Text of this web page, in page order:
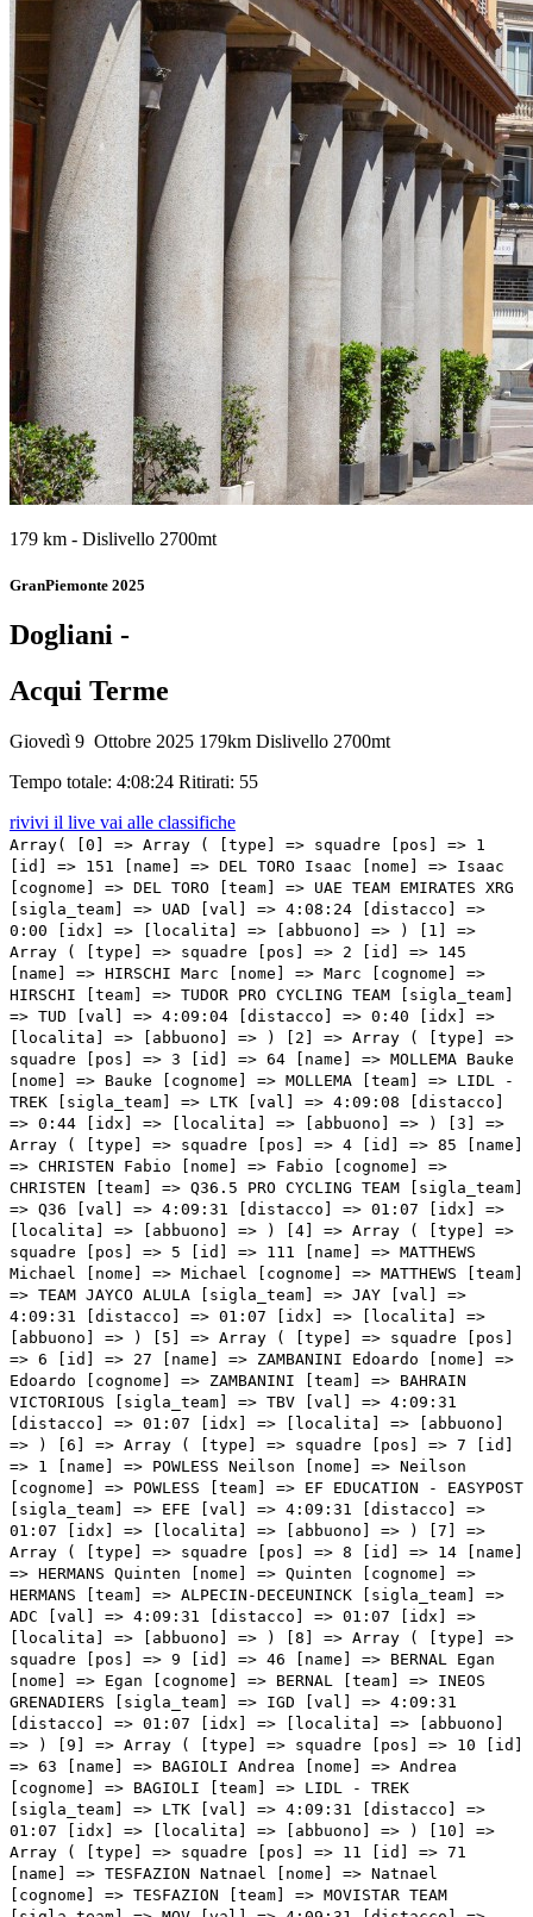
179 km - Dislivello 2700mt
GranPiemonte 2025
Dogliani -
Acqui Terme
Giovedì 9 Ottobre 2025 179km Dislivello 2700mt
Tempo totale: 4:08:24 Ritirati: 55
rivivi il live vai alle classifiche
Array( [0] => Array ( [type] => squadre [pos] => 1 [id] => 151 [name] => DEL TORO Isaac [nome] => Isaac [cognome] => DEL TORO [team] => UAE TEAM EMIRATES XRG [sigla_team] => UAD [val] => 4:08:24 [distacco] => 0:00 [idx] => [localita] => [abbuono] => ) [1] => Array ( [type] => squadre [pos] => 2 [id] => 145 [name] => HIRSCHI Marc [nome] => Marc [cognome] => HIRSCHI [team] => TUDOR PRO CYCLING TEAM [sigla_team] => TUD [val] => 4:09:04 [distacco] => 0:40 [idx] => [localita] => [abbuono] => ) [2] => Array ( [type] => squadre [pos] => 3 [id] => 64 [name] => MOLLEMA Bauke [nome] => Bauke [cognome] => MOLLEMA [team] => LIDL - TREK [sigla_team] => LTK [val] => 4:09:08 [distacco] => 0:44 [idx] => [localita] => [abbuono] => ) [3] => Array ( [type] => squadre [pos] => 4 [id] => 85 [name] => CHRISTEN Fabio [nome] => Fabio [cognome] => CHRISTEN [team] => Q36.5 PRO CYCLING TEAM [sigla_team] => Q36 [val] => 4:09:31 [distacco] => 01:07 [idx] => [localita] => [abbuono] => ) [4] => Array ( [type] => squadre [pos] => 5 [id] => 111 [name] => MATTHEWS Michael [nome] => Michael [cognome] => MATTHEWS [team] => TEAM JAYCO ALULA [sigla_team] => JAY [val] => 4:09:31 [distacco] => 01:07 [idx] => [localita] => [abbuono] => ) [5] => Array ( [type] => squadre [pos] => 6 [id] => 27 [name] => ZAMBANINI Edoardo [nome] => Edoardo [cognome] => ZAMBANINI [team] => BAHRAIN VICTORIOUS [sigla_team] => TBV [val] => 4:09:31 [distacco] => 01:07 [idx] => [localita] => [abbuono] => ) [6] => Array ( [type] => squadre [pos] => 7 [id] => 1 [name] => POWLESS Neilson [nome] => Neilson [cognome] => POWLESS [team] => EF EDUCATION - EASYPOST [sigla_team] => EFE [val] => 4:09:31 [distacco] => 01:07 [idx] => [localita] => [abbuono] => ) [7] => Array ( [type] => squadre [pos] => 8 [id] => 14 [name] => HERMANS Quinten [nome] => Quinten [cognome] => HERMANS [team] => ALPECIN-DECEUNINCK [sigla_team] => ADC [val] => 4:09:31 [distacco] => 01:07 [idx] => [localita] => [abbuono] => ) [8] => Array ( [type] => squadre [pos] => 9 [id] => 46 [name] => BERNAL Egan [nome] => Egan [cognome] => BERNAL [team] => INEOS GRENADIERS [sigla_team] => IGD [val] => 4:09:31 [distacco] => 01:07 [idx] => [localita] => [abbuono] => ) [9] => Array ( [type] => squadre [pos] => 10 [id] => 63 [name] => BAGIOLI Andrea [nome] => Andrea [cognome] => BAGIOLI [team] => LIDL - TREK [sigla_team] => LTK [val] => 4:09:31 [distacco] => 01:07 [idx] => [localita] => [abbuono] => ) [10] => Array ( [type] => squadre [pos] => 11 [id] => 71 [name] => TESFAZION Natnael [nome] => Natnael [cognome] => TESFAZION [team] => MOVISTAR TEAM [sigla_team] => MOV [val] => 4:09:31 [distacco] => 01:07 [idx] => [localita] => [abbuono] => ) [11] => Array ( [type] => squadre [pos] => 12 [id] => 81 [name] => BRAMBILLA Gianluca [nome] => Gianluca [cognome] => BRAMBILLA [team] => Q36.5 PRO CYCLING TEAM [sigla_team] => Q36 [val] => 4:09:31 [distacco] => 01:07 [idx] => [localita] => [abbuono] => ) [12] => Array ( [type] => squadre [pos] => 13 [id] => 97 [name] => VAN GILS Maxim [nome] => Maxim [cognome] => VAN GILS [team] => RED BULL - BORA - HANSGROHE [sigla_team] => RBH [val] => 4:09:31 [distacco] => 01:07 [idx] => [localita] => [abbuono] => ) [13] => Array ( [type] => squadre [pos] => 14 [id] => 184 [name] => PINARELLO Alessandro [nome] => Alessandro [cognome] => PINARELLO [team] => VF GROUP-BARDIANI CSF-FAIZANE' [sigla_team] => VBF [val] => 4:09:31 [distacco] => 01:07 [idx] => [localita] => [abbuono] => ) [14] => Array ( [type] => squadre [pos] => 15 [id] => 174 [name] => KULSET Johannes [nome] => Johannes [cognome] => KULSET [team] => UNO-X MOBILITY [sigla_team] => UXM [val] => 4:09:31 [distacco] => 01:07 [idx] => [localita] => [abbuono] => ) [15] => Array ( [type] => squadre [pos] => 16 [id] => 73 [name] => CANAL Carlos [nome] => Carlos [cognome] => CANAL [team] => MOVISTAR TEAM [sigla_team] => MOV [val] => 4:09:31 [distacco] => 01:07 [idx] => [localita] => [abbuono] => ) [16] => Array ( [type] => squadre [pos] => 17 [id] => 196 [name] => ULISSI Diego [nome] => Diego [cognome] => ULISSI [team] => XDS ASTANA TEAM [sigla_team] => XAT [val] => 4:09:31 [distacco] => 01:07 [idx] => [localita] => [abbuono] => ) [17] => Array ( [type] => squadre [pos] => 18 [id] => 32 [name] => IZAGUIRRE Ion [nome] => Ion [cognome] => IZAGUIRRE [team] => COFIDIS [sigla_team] => COF [val] => 4:09:31 [distacco] => 01:07 [idx] => [localita] => [abbuono] => ) [18] => Array ( [type] => squadre [pos] => 19 [id] => 31 [name] => ARANBURU Alex [nome] => Alex [cognome] => ARANBURU [team] => COFIDIS [sigla_team] => COF [val] => 4:09:31 [distacco] => 01:07 [idx] => [localita] => [abbuono] => ) [19] => Array ( [type] => squadre [pos] => 20 [id] => 3 [name] => BAUDIN Alex [nome] => Alex [cognome] => BAUDIN [team] => EF EDUCATION - EASYPOST [sigla_team] => EFE [val] => 4:09:31 [distacco] => 01:07 [idx] => [localita] => [abbuono] => ) [20] => Array ( [type] => squadre [pos] => 21 [id] => 167 [name] => VERSCHUREN Killian [nome] => Killian [cognome] => VERSCHUREN [team] => UNIBET TIETEMA ROCKETS [sigla_team] => RKT [val] => 4:09:31 [distacco] => 01:07 [idx] => [localita] => [abbuono] => ) [21] => Array ( [type] => squadre [pos] => 22 [id] => 126 [name] => VANHUFFEL Matteo [nome] => Matteo [cognome] => VANHUFFEL [team] => TEAM PICNIC POSTNL [sigla_team] => TPP [val] => 4:09:31 [distacco] => 01:07 [idx] => [localita] => [abbuono] => ) [22] => Array ( [type] => squadre [pos] => 23 [id] => 146 [name] => RONDEL Mathys [nome] => Mathys [cognome] => RONDEL [team] => TUDOR PRO CYCLING TEAM [sigla_team] => TUD [val] => 4:09:31 [distacco] => 01:07 [idx] => [localita] => [abbuono] => ) [23] => Array ( [type] => squadre [pos] => 24 [id] => 23 [name] => MARTINEZ Lenny [nome] => Lenny [cognome] => MARTINEZ [team] => BAHRAIN VICTORIOUS [sigla_team] => TBV [val] => 4:09:31 [distacco] => 01:07 [idx] => [localita] => [abbuono] => ) [24] => Array ( [type] => squadre [pos] => 25 [id] => 114 [name] => HATHERLY Alan [nome] => Alan [cognome] => HATHERLY [te